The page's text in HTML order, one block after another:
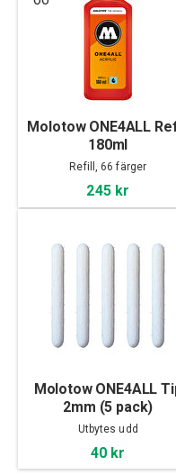
Molotow ONE4ALL
180ml
Refill, 66 färger
245 kr
Molotow ONE4ALL
2mm (5 pack)
Utbytes udd
40 kr